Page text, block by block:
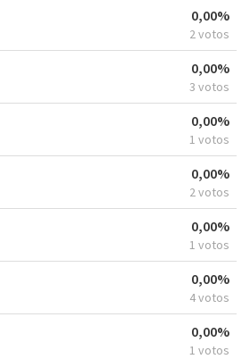
0,00%
2 votos
0,00%
3 votos
0,00%
1 votos
0,00%
2 votos
0,00%
1 votos
0,00%
4 votos
0,00%
1 votos